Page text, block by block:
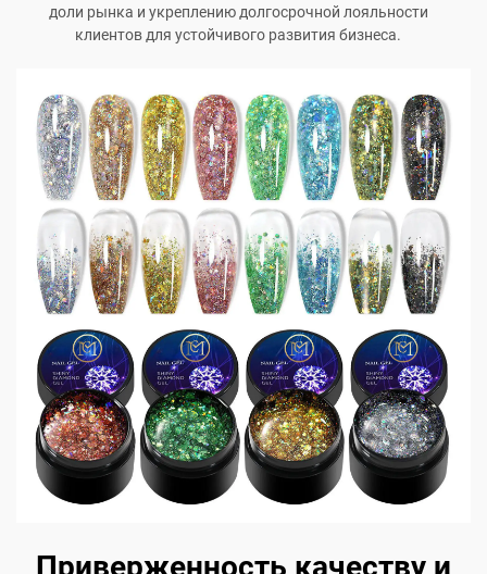
доли рынка и укреплению долгосрочной лояльности
клиентов для устойчивого развития бизнеса.